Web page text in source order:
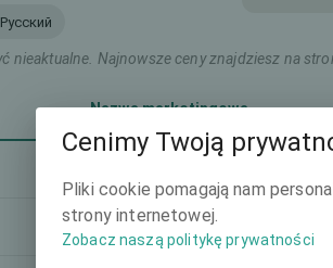
Русский
nieaktualne. Najnowsze ceny znajdziesz na
Nazwa marketingowa
-
Cenimy Twoją
Pliki cookie pomagają nam
strony internetowej.
Zobacz naszą politykę prywatności